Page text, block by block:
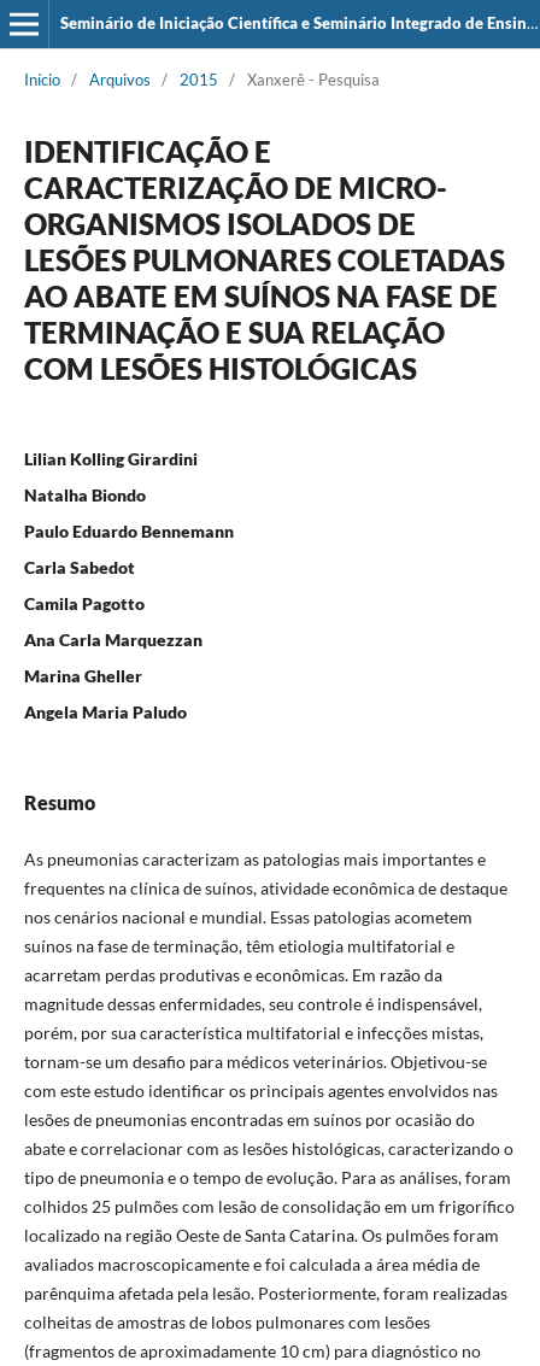
Seminário de Iniciação Científica e Seminário Integrado de Ensino, Pesquisa e Extensão (SIEPE)
Início / Arquivos / 2015 / Xanxerê - Pesquisa
IDENTIFICAÇÃO E
CARACTERIZAÇÃO DE MICRO-
ORGANISMOS ISOLADOS DE
LESÕES PULMONARES COLETADAS
AO ABATE EM SUÍNOS NA FASE DE
TERMINAÇÃO E SUA RELAÇÃO
COM LESÕES HISTOLÓGICAS
Lilian Kolling Girardini
Natalha Biondo
Paulo Eduardo Bennemann
Carla Sabedot
Camila Pagotto
Ana Carla Marquezzan
Marina Gheller
Angela Maria Paludo
Resumo
As pneumonias caracterizam as patologias mais importantes e
frequentes na clínica de suínos, atividade econômica de destaque
nos cenários nacional e mundial. Essas patologias acometem
suínos na fase de terminação, têm etiologia multifatorial e
acarretam perdas produtivas e econômicas. Em razão da
magnitude dessas enfermidades, seu controle é indispensável,
porém, por sua característica multifatorial e infecções mistas,
tornam-se um desafio para médicos veterinários. Objetivou-se
com este estudo identificar os principais agentes envolvidos nas
lesões de pneumonias encontradas em suínos por ocasião do
abate e correlacionar com as lesões histológicas, caracterizando o
tipo de pneumonia e o tempo de evolução. Para as análises, foram
colhidos 25 pulmões com lesão de consolidação em um frigorífico
localizado na região Oeste de Santa Catarina. Os pulmões foram
avaliados macroscopicamente e foi calculada a área média de
parênquima afetada pela lesão. Posteriormente, foram realizadas
colheitas de amostras de lobos pulmonares com lesões
(fragmentos de aproximadamente 10 cm) para diagnóstico no